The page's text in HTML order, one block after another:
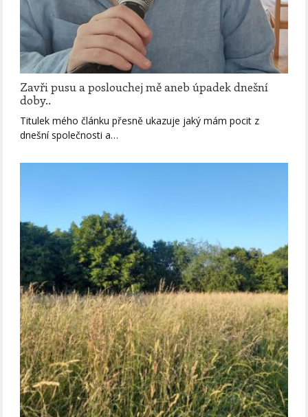
Zavři pusu a poslouchej mě aneb úpadek dnešní
doby..
Titulek mého článku přesně ukazuje jaký mám pocit z
dnešní společnosti a…